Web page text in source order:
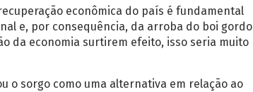
econômica do país é fundamental
e, por consequência, da arroba do boi gordo
da economia surtirem efeito, isso seria muito
o sorgo como uma alternativa em relação ao